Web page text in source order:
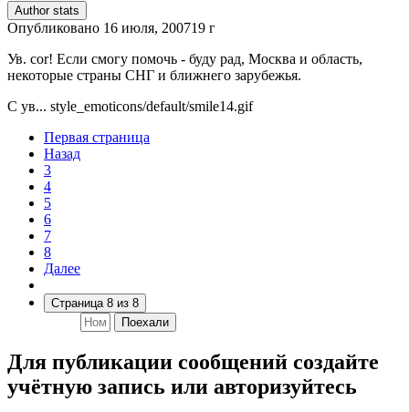
Author stats
Опубликовано 16 июля, 200719 г
Ув. cor! Если смогу помочь - буду рад, Москва и область,
некоторые страны СНГ и ближнего зарубежья.
С ув... style_emoticons/default/smile14.gif
Первая страница
Назад
3
4
5
6
7
8
Далее
Страница 8 из 8
Поехали
Для публикации сообщений создайте
учётную запись или авторизуйтесь